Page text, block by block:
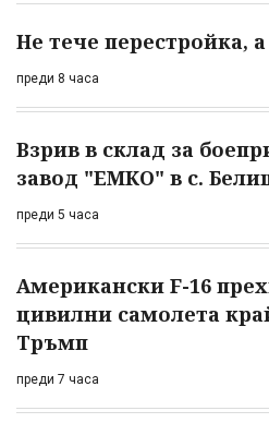
Не тече перестройка,
преди 8 часа
Взрив в склад за
завод "ЕМКО" в с.
преди 5 часа
Американски F-16
цивилни самолета
Тръмп
преди 7 часа